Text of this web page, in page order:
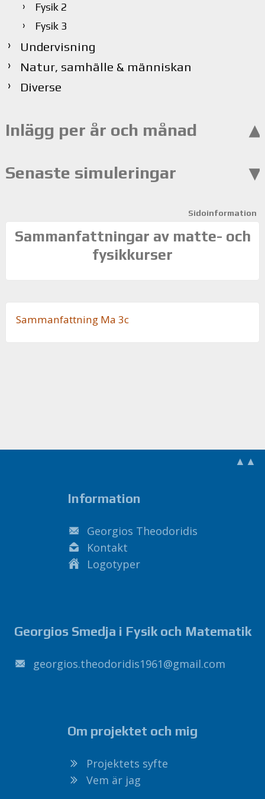
Fysik 2
Fysik 3
Undervisning
Natur, samhälle & människan
Diverse
Inlägg per år och månad
Senaste simuleringar
Sidoinformation
Sammanfattningar av matte- och
fysikkurser
Sam­man­fatt­ning Ma 3c
▲▲
Information
Georgios Theodoridis
Kontakt
Logotyper
Georgios Smedja i Fysik och Matematik
moc
.
liamg
@
1691sidirodoeht.soigroeg
Om projektet och mig
Projektets syfte
Vem är jag